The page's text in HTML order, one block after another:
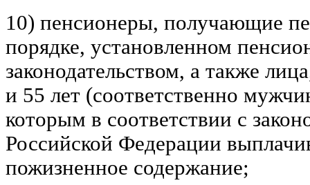
10) пенсионеры, получающие
порядке, установленном
законодательством, а также
и 55 лет (соответственно
которым в соответствии с
Российской Федерации
пожизненное содержание;